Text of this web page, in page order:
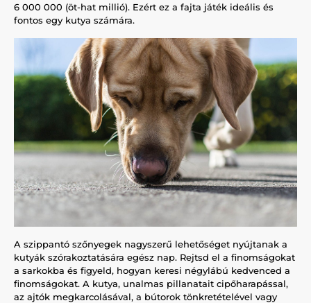
6 000 000 (öt-hat millió). Ezért ez a fajta játék ideális és
fontos egy kutya számára.
A szippantó szőnyegek nagyszerű lehetőséget nyújtanak a
kutyák szórakoztatására egész nap. Rejtsd el a finomságokat
a sarkokba és figyeld, hogyan keresi négylábú kedvenced a
finomságokat. A kutya, unalmas pillanatait cipőharapással,
az ajtók megkarcolásával, a bútorok tönkretételével vagy